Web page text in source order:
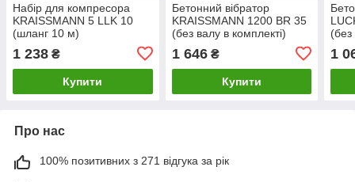
Набір для компресора
KRAISSMANN 5 LLK 10
(шланг 10 м)
1 238 ₴
Купити
Бетонний вібратор
KRAISSMANN 1200 BR 35
(без валу в комплекті)
1 646₴
Купити
(без
1
Про нас
100% позитивних з 271 відгука за рік